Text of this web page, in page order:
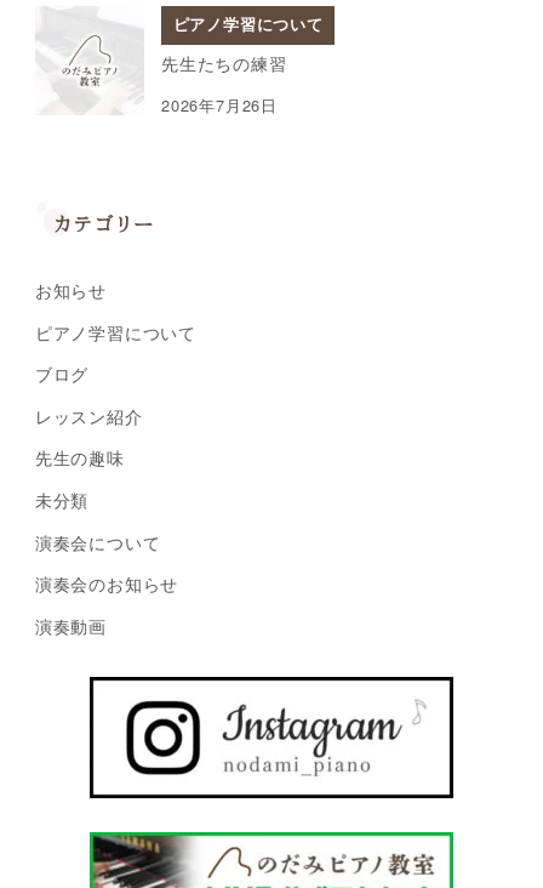
ピアノ学習について
先生たちの練習
2026年7月26日
カテゴリー
お知らせ
ピアノ学習について
ブログ
レッスン紹介
先生の趣味
未分類
演奏会について
演奏会のお知らせ
演奏動画